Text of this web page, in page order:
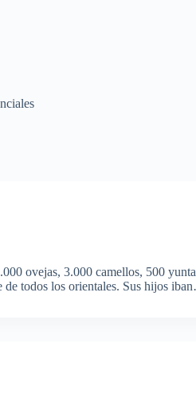
ovejas, 3.000 camellos, 500
de todos los orientales. Sus hijos